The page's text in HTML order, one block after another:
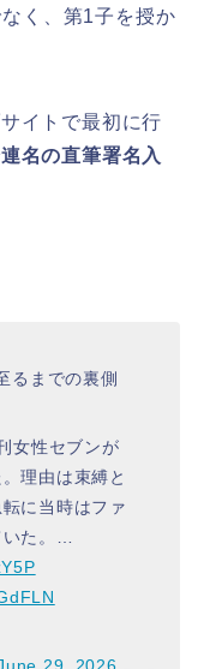
く、第1子を授か
イトで最初に行
連名の直筆署名入
るまでの裏側
女性セブンが
理由は束縛と
に当時はファ
た。…